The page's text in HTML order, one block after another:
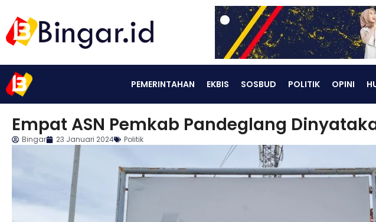
PEMERINTAHAN EKBIS SOSBUD POLITIK OPINI
Empat ASN Pemkab Pandeglang
Bingar 23 Januari 2024 Politik